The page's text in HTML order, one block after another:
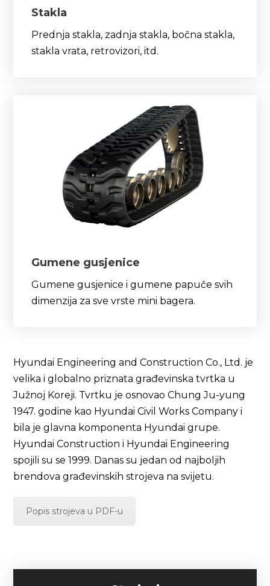
Stakla
Prednja stakla, zadnja stakla, bočna stakla,
stakla vrata, retrovizori, itd.
Gumene gusjenice
Gumene gusjenice i gumene papuče svih
dimenzija za sve vrste mini bagera.
Hyundai Engineering and Construction Co., Ltd. je
velika i globalno priznata građevinska tvrtka u
Južnoj Koreji. Tvrtku je osnovao Chung Ju-yung
1947. godine kao Hyundai Civil Works Company i
bila je glavna komponenta Hyundai grupe.
Hyundai Construction i Hyundai Engineering
spojili su se 1999. Danas su jedan od najboljih
brendova građevinskih strojeva na svijetu.
Popis strojeva u PDF-u